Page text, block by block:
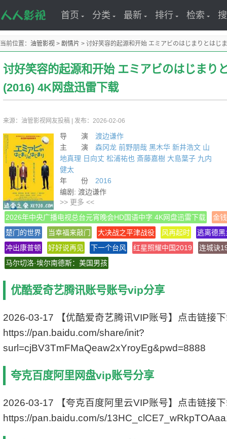
首页 分类 最新 排行 检索
当前位置： 油管影视 > 剧情片 > 讨好笑容的起源和开始 エミアビのはじまりとはじ
讨好笑容的起源和开始 エミアビのはじまり
(2016) 4K网盘迅雷下载
来源：油管影视网友投稿 发布：2026-02-06
导 演 渡边谦作
主 演 森冈龙 前野朋哉 黑木华 新井浩文 山
地真理 日向丈 松浦祐也 斎藤嘉樹 大島葉子 九内
健太
年 份 2016
编剧: 渡边谦作
类型: 剧情
制片国家/地区: 日本
语言: 日语
上映日期: 2016-09-03(日本)
片长: 87分钟
又名: EMIABI的初和始 / Emi abi no hajimari to h
ajimari
>> 更多 <<
2026年中央广播电视总台元宵晚会HD国语中字 4K网盘迅雷下载
金
楚门的世界
当幸福来敲门 大决战之平津战役 风再起时
逃离德黑
冲出康普顿
好好说再见 下一个台风 红星照耀中国2019
连城诀
马尔切洛·埃尔南德斯：美国男孩
优酷爱奇艺腾讯账号账号vip分享
2026-03-17 【优酷爱奇艺腾讯VIP账号】点击链接
https://pan.baidu.com/share/init?
surl=cjBV3TmFMaQeaw2xYroyEg&pwd=8888
夸克百度阿里网盘vip账号分享
2026-03-17 【夸克百度阿里云VIP账号】点击链接
https://pan.baidu.com/s/